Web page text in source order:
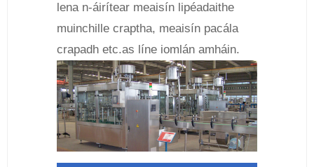
lena n-áirítear meaisín lipéadaithe
muinchille craptha, meaisín pacála
crapadh etc.as líne iomlán amháin.